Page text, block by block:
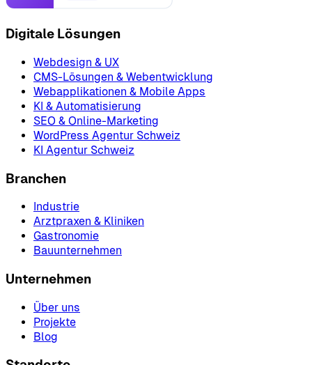
Digitale Lösungen
Webdesign & UX
CMS-Lösungen & Webentwicklung
Webapplikationen & Mobile Apps
KI & Automatisierung
SEO & Online-Marketing
WordPress Agentur Schweiz
KI Agentur Schweiz
Branchen
Industrie
Arztpraxen & Kliniken
Gastronomie
Bauunternehmen
Unternehmen
Über uns
Projekte
Blog